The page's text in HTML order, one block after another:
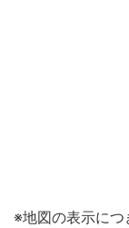
※地図の表示に